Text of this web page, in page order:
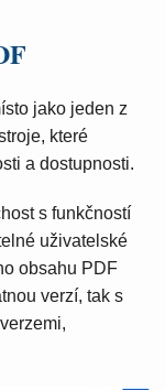
jako jeden z
které
a dostupnosti.
s funkčností
uživatelské
obsahu PDF
verzí, tak s